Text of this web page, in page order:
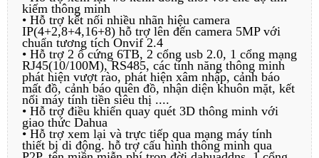
kiếm thông minh
• Hỗ trợ kết nối nhiều nhãn hiệu camera
IP(4+2,8+4,16+8) hỗ trợ lên đến camera 5MP với
chuẩn tương tích Onvif 2.4
• Hỗ trợ 2 ổ cứng 6TB, 2 cổng usb 2.0, 1 cổng mạng
RJ45(10/100M), RS485, các tính năng thông minh
phát hiện vượt rào, phát hiện xâm nhập, cảnh báo
mất đồ, cảnh báo quên đồ, nhận diện khuôn mặt, kết
nối máy tính tiền siêu thị ....
• Hỗ trợ điều khiển quay quét 3D thông minh với
giao thức Dahua
• Hỗ trợ xem lại và trực tiếp qua mạng máy tính
thiết bị di động. hỗ trợ cấu hình thông minh qua